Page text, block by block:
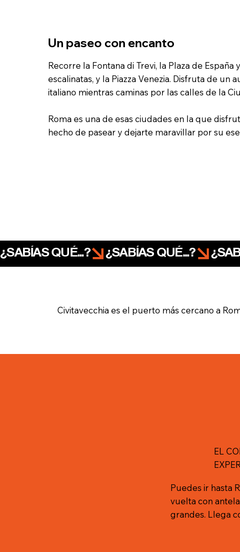
Un paseo con encanto
Recorre la Fontana di Trevi, la Plaza de España
escalinatas, y la Piazza Venezia. Disfruta de un
italiano mientras caminas por las calles de la
Roma es una de esas ciudades en la que
hecho de pasear y dejarte maravillar por su
¿SABÍAS QUÉ...?
Civitavecchia es el puerto más cercano a
EL
Puedes ir hasta
vuelta con
grandes. Llega